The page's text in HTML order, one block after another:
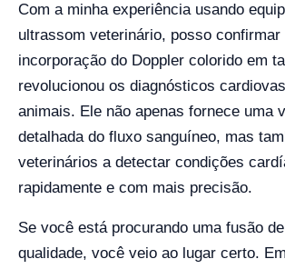
Com a minha experiência usando
ultrassom veterinário, posso confirmar
incorporação do Doppler colorido em
revolucionou os diagnósticos
animais. Ele não apenas fornece uma
detalhada do fluxo sanguíneo, mas
veterinários a detectar condições
rapidamente e com mais precisão.
Se você está procurando uma fusão
qualidade, você veio ao lugar certo. Em